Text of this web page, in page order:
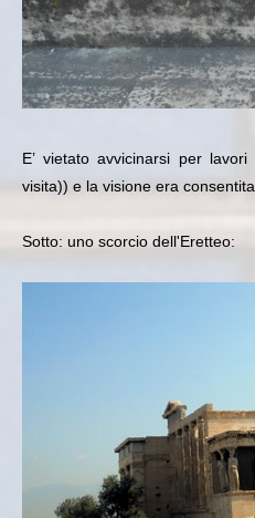
E’ vietato avvicinarsi per
visita)) e la visione era
Sotto: uno scorcio dell'Eretteo: